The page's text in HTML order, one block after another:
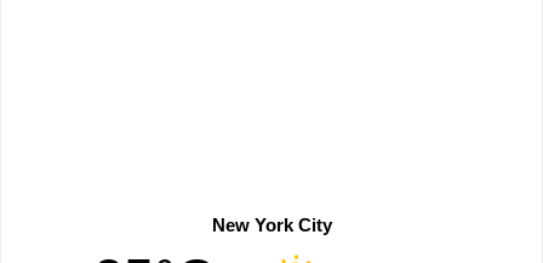
New York City